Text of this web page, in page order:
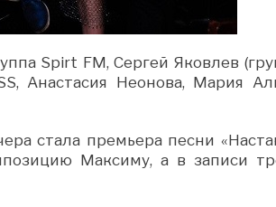
Spirt FM, Сергей Яковлев
Анастасия Неонова, Мария
стала премьера песни
Максиму, а в записи